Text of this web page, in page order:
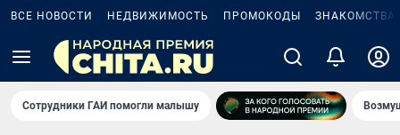
ВСЕ НОВОСТИ НЕДВИЖИМОСТЬ ПРОМОКОДЫ ЗНАКОМСТВА
Сотрудники ГАИ помогли малышу